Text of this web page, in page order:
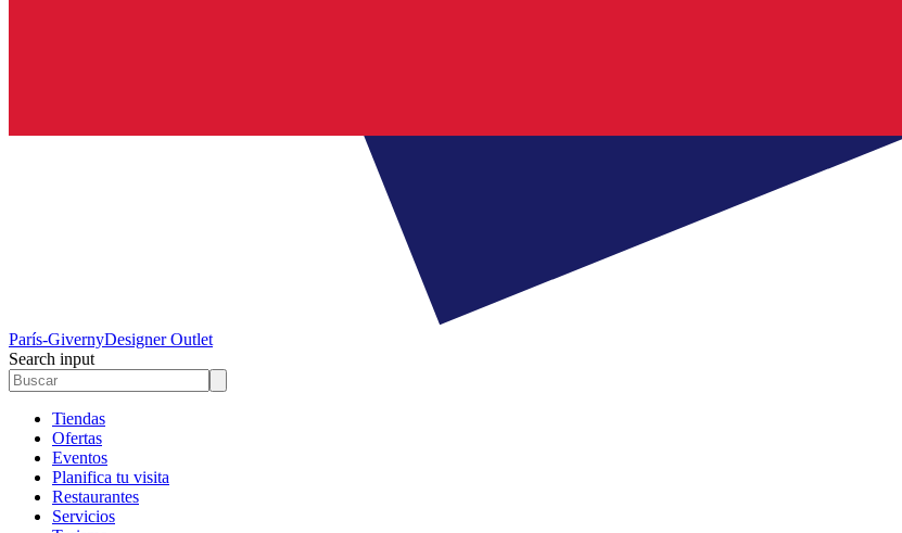
París-GivernyDesigner Outlet
Search input
Tiendas
Ofertas
Eventos
Planifica tu visita
Restaurantes
Servicios